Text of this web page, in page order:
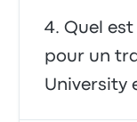
nombreux
Depuis
voyager
comme
de recherche
Quel
pour un
University